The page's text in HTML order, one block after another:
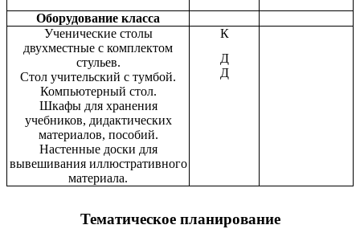
Оборудование класса
Ученические столы
двухместные с комплектом
стульев.
Стол учительский с тумбой.
Компьютерный стол.
Шкафы для хранения
учебников, дидактических
материалов, пособий.
Настенные доски для
вывешивания иллюстративного
материала.
К
Д
Д
Тематическое планирование